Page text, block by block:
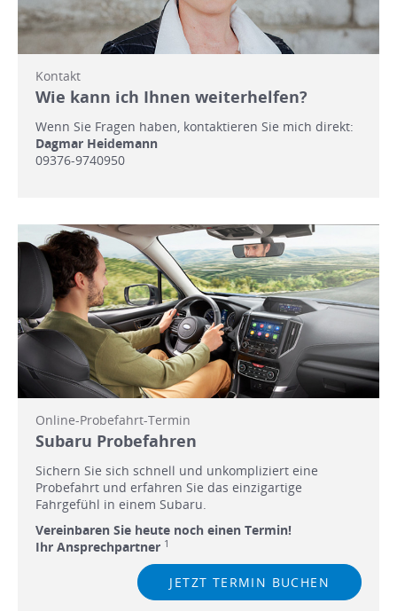
Kontakt
Wie kann ich Ihnen weiterhelfen?
Wenn Sie Fragen haben, kontaktieren Sie mich direkt:
Dagmar Heidemann
09376-9740950
Online-Probefahrt-Termin
Subaru Probefahren
Sichern Sie sich schnell und unkompliziert eine
Probefahrt und erfahren Sie das einzigartige
Fahrgefühl in einem Subaru.
Vereinbaren Sie heute noch einen Termin!
Ihr Ansprechpartner 1
JETZT TERMIN BUCHEN